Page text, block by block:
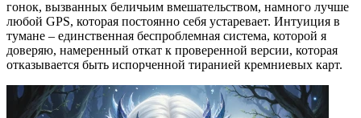
гонок, вызванных беличьим вмешательством, намного лучше
любой GPS, которая постоянно себя устаревает. Интуиция в
тумане – единственная беспроблемная система, которой я
доверяю, намеренный откат к проверенной версии, которая
отказывается быть испорченной тиранией кремниевых карт.